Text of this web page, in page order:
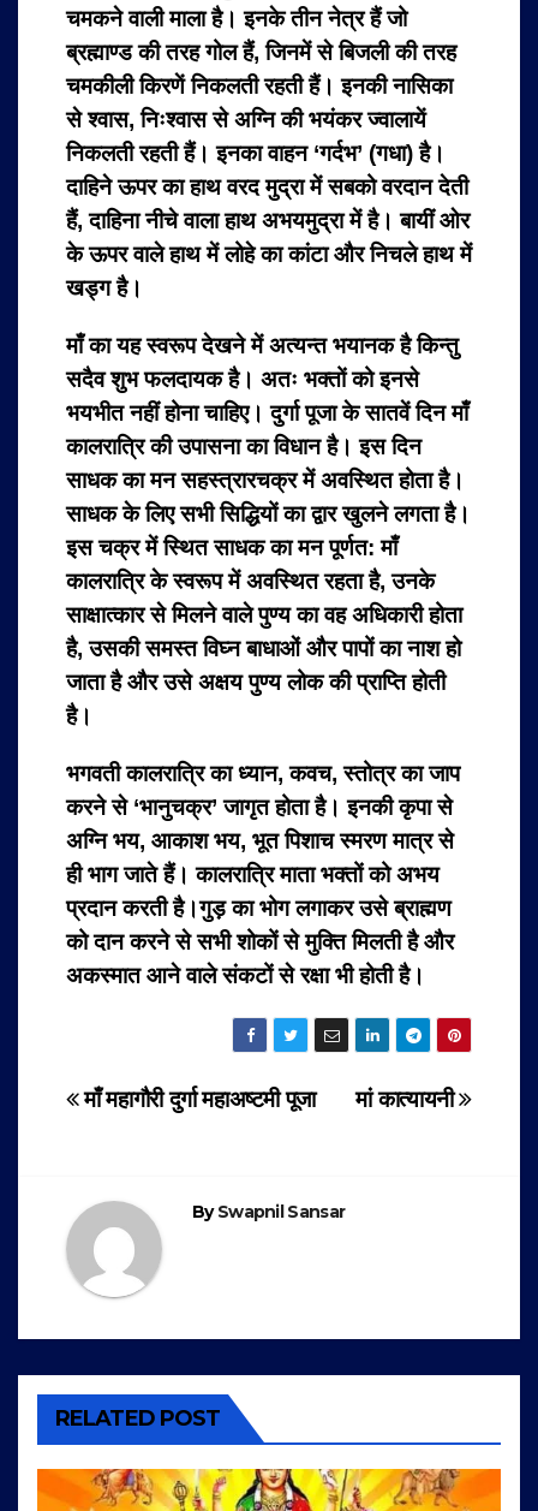
चमकने वाली माला है। इनके तीन नेत्र हैं जो
ब्रह्माण्ड की तरह गोल हैं, जिनमें से बिजली की तरह
चमकीली किरणें निकलती रहती हैं। इनकी नासिका
से श्वास, निःश्वास से अग्नि की भयंकर ज्वालायें
निकलती रहती हैं। इनका वाहन ‘गर्दभ’ (गधा) है।
दाहिने ऊपर का हाथ वरद मुद्रा में सबको वरदान देती
हैं, दाहिना नीचे वाला हाथ अभयमुद्रा में है। बायीं ओर
के ऊपर वाले हाथ में लोहे का कांटा और निचले हाथ में
खड्ग है।
माँ का यह स्वरूप देखने में अत्यन्त भयानक है किन्तु
सदैव शुभ फलदायक है। अतः भक्तों को इनसे
भयभीत नहीं होना चाहिए। दुर्गा पूजा के सातवें दिन माँ
कालरात्रि की उपासना का विधान है। इस दिन
साधक का मन सहस्त्रारचक्र में अवस्थित होता है।
साधक के लिए सभी सिद्धियों का द्वार खुलने लगता है।
इस चक्र में स्थित साधक का मन पूर्णत: माँ
कालरात्रि के स्वरूप में अवस्थित रहता है, उनके
साक्षात्कार से मिलने वाले पुण्य का वह अधिकारी होता
है, उसकी समस्त विघ्न बाधाओं और पापों का नाश हो
जाता है और उसे अक्षय पुण्य लोक की प्राप्ति होती
है।
भगवती कालरात्रि का ध्यान, कवच, स्तोत्र का जाप
करने से ‘भानुचक्र’ जागृत होता है। इनकी कृपा से
अग्नि भय, आकाश भय, भूत पिशाच स्मरण मात्र से
ही भाग जाते हैं। कालरात्रि माता भक्तों को अभय
प्रदान करती है।गुड़ का भोग लगाकर उसे ब्राह्मण
को दान करने से सभी शोकों से मुक्ति मिलती है और
अकस्मात आने वाले संकटों से रक्षा भी होती है।
Post
मां कात्यायनी
माँ महागौरी दुर्गा महाअष्टमी पूजा
BySwapnil Sansar
RELATED POST